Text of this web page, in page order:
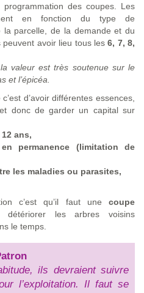
des coupes. Les
en fonction du type de
la parcelle, de la demande et du
peuvent avoir lieu tous les6, 7, 8,
valeur est très soutenue sur le
et l’épicéa.
d’avoir différentes essences,
et donc de garder un capital sur
ans,
permanence (limitation de
les maladies ou parasites,
c’est qu’il faut une coupe
les arbres voisins
le temps.
ils devraient suivre
l’exploitation. Il faut se